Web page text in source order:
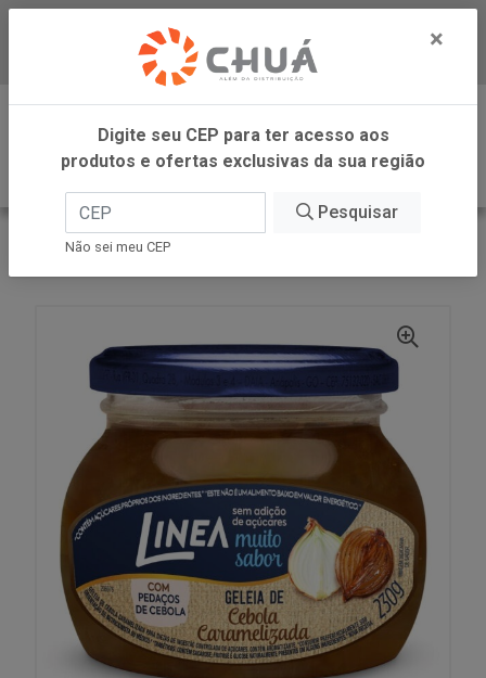
Baixe já nosso APP
0
INÍCIO
LINEA ALIMENTOS
×
Digite seu CEP para ter acesso aos
produtos e ofertas exclusivas da sua região
Pesquisar
Não sei meu CEP